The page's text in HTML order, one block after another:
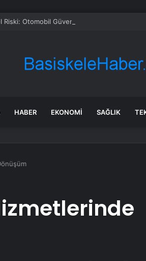
Riski: Otomobil Güvenli Alana Çekildi
HABER EKONOMI SAĞLIK